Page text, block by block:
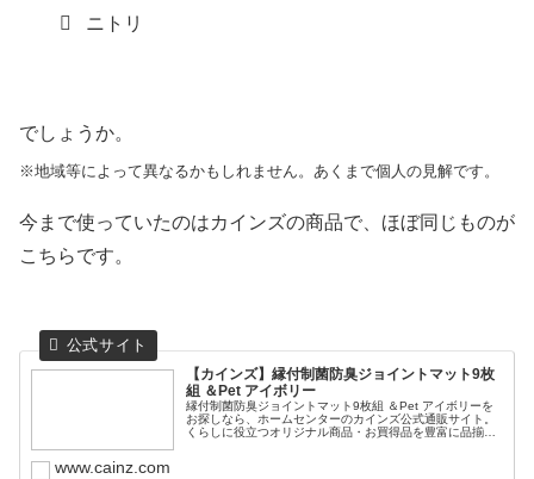
ニトリ
でしょうか。
※地域等によって異なるかもしれません。あくまで個人の見解です。
今まで使っていたのはカインズの商品で、ほぼ同じものが
こちらです。
【カインズ】縁付制菌防臭ジョイントマット9枚
組 ＆Pet アイボリー
縁付制菌防臭ジョイントマット9枚組 ＆Pet アイボリーを
お探しなら、ホームセンターのカインズ公式通販サイト。
くらしに役⽴つオリジナル商品・お買得品を豊富に品揃
www.cainz.com